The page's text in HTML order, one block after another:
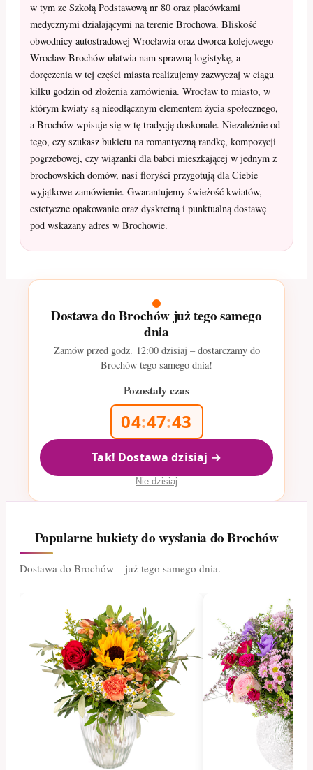
w tym ze Szkołą Podstawową nr 80 oraz placówkami
medycznymi działającymi na terenie Brochowa. Bliskość
obwodnicy autostradowej Wrocławia oraz dworca kolejowego
Wrocław Brochów ułatwia nam sprawną logistykę, a
doręczenia w tej części miasta realizujemy zazwyczaj w ciągu
kilku godzin od złożenia zamówienia. Wrocław to miasto, w
którym kwiaty są nieodłącznym elementem życia społecznego,
a Brochów wpisuje się w tę tradycję doskonale. Niezależnie od
tego, czy szukasz bukietu na romantyczną randkę, kompozycji
pogrzebowej, czy wiązanki dla babci mieszkającej w jednym z
brochowskich domów, nasi floryści przygotują dla Ciebie
wyjątkowe zamówienie. Gwarantujemy świeżość kwiatów,
estetyczne opakowanie oraz dyskretną i punktualną dostawę
pod wskazany adres w Brochowie.
Dostawa do Brochów już tego samego
dnia
Zamów przed godz. 12:00dzisiaj – dostarczamy do
Brochów tego samego dnia!
Pozostały czas
04:47:41
Tak! Dostawa dzisiaj →
Nie dzisiaj
Popularne bukiety do wysłania do Brochów
Dostawa do Brochów – już tego samego dnia.